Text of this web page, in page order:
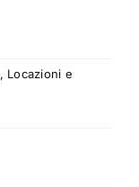
, Locazioni e